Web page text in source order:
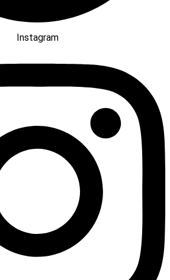
Instagram